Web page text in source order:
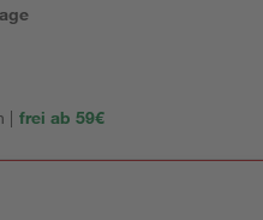
| frei ab 59€